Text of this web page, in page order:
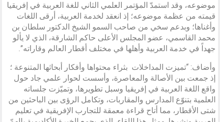
موضوعه، وقد استمدّ المؤتمر العلمي الثاني للغة العربية في إفريقيا
قيمته من عظمة موضوعه؛ إذ انعقد لخدمة العربية، أرقى اللغات
وأغناها؛ وبدعم سخي من صاحب السمو الشيخ الدكتور سلطان بن
محمد القاسمي، عضو المجلس الأعلى حاكم الشارقة، الذي لا يألو
جهداً في خدمة العربية وأهلها في مختلف أقطار العالم وقاراته”.
وأضاف: “تميزت المداخلات بثراء محتواها وأفكار أبحاثها المتنوعة ؛
إذ جمعت بين الأصالة والمعاصرة، وأسست لحوار علمي جاد حول
واقع اللغة العربية في إفريقيا وسبل تطويرها، وتميّزت جلساته
العلمية بتنوّع المدارس والمقاربات، وتكامل الرؤى بين الباحثين من
شتى الأقطار، مما أتاح قراءة معمقة للتجارب الإفريقية في تعليم